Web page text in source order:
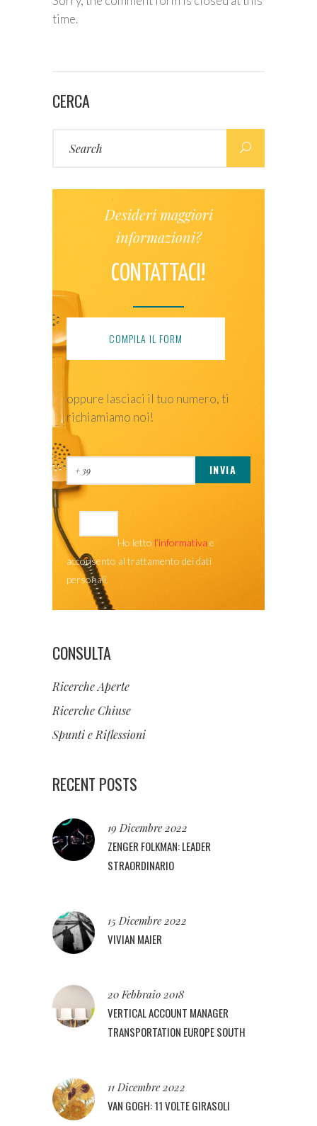
time.
CERCA
for:
Desideri maggiori
informazioni?
CONTATTACI!
COMPILA IL FORM
oppure lasciaci il tuo numero, ti
richiamiamo noi!
Ho letto l’informativa e
acconsento al trattamento dei dati
personali.
CONSULTA
Ricerche Aperte
Ricerche Chiuse
Spunti e Riflessioni
RECENT POSTS
19 Dicembre 2022
ZENGER FOLKMAN: LEADER
STRAORDINARIO
15 Dicembre 2022
VIVIAN MAIER
20 Febbraio 2018
VERTICAL ACCOUNT MANAGER
TRANSPORTATION EUROPE SOUTH
11 Dicembre 2022
VAN GOGH: 11 VOLTE GIRASOLI